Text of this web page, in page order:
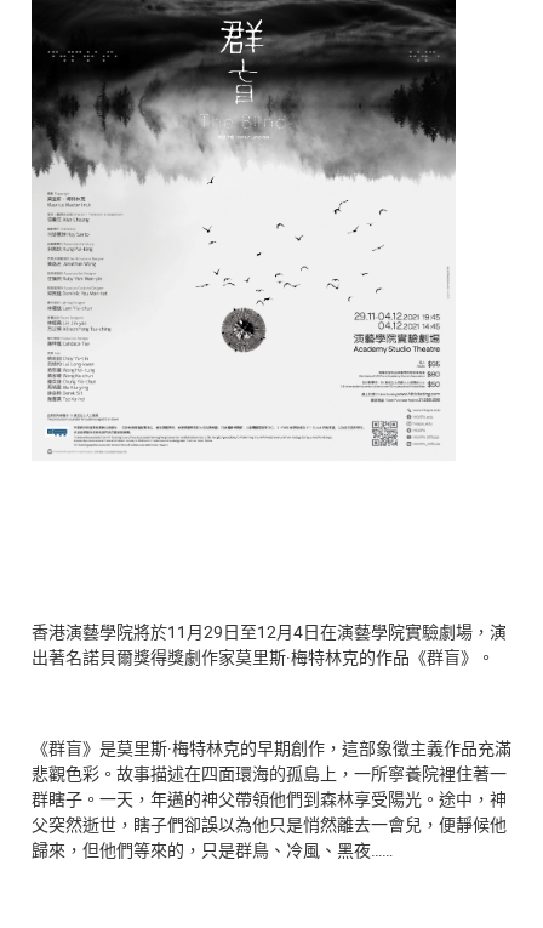
香港演藝學院將於11月29日至12月4日在演藝學院實驗劇場，演
出著名諾貝爾獎得獎劇作家莫里斯·梅特林克的作品《群盲》。
《群盲》是莫里斯·梅特林克的早期創作，這部象徵主義作品充滿
悲觀色彩。故事描述在四面環海的孤島上，一所寧養院裡住著一
群瞎子。一天，年邁的神父帶領他們到森林享受陽光。途中，神
父突然逝世，瞎子們卻誤以為他只是悄然離去一會兒，便靜候他
歸來，但他們等來的，只是群鳥、冷風、黑夜……